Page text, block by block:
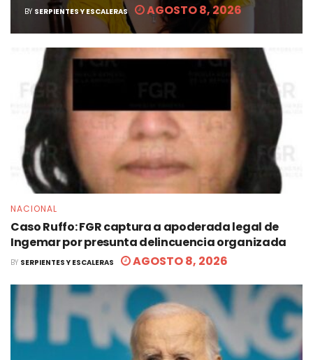
BY SERPIENTES Y ESCALERAS AGOSTO 8, 2026
NACIONAL
Caso Ruffo: FGR captura a apoderada legal de
Ingemar por presunta delincuencia organizada
BY SERPIENTES Y ESCALERAS AGOSTO 8, 2026